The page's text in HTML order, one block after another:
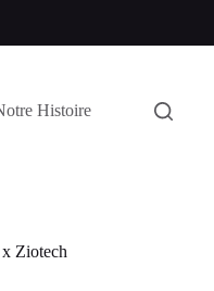
Histoire
Ziotech